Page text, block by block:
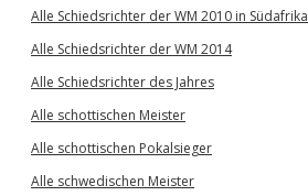
Alle Schiedsrichter der WM 2010 in Südafrika
Alle Schiedsrichter der WM 2014
Alle Schiedsrichter des Jahres
Alle schottischen Meister
Alle schottischen Pokalsieger
Alle schwedischen Meister